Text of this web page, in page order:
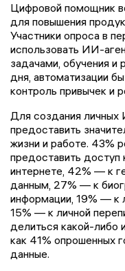
Цифровой помощник
для повышения
Участники опроса в
использовать ИИ-
задачами, обучения и
дня, автоматизации
контроль привычек и
Для создания личных
предоставить
жизни и работе. 43%
предоставить доступ
интернете, 42% — к
данным, 27% — к
информации, 19% — к
15% — к личной
делиться какой-либо
как 41% опрошенных
данные.